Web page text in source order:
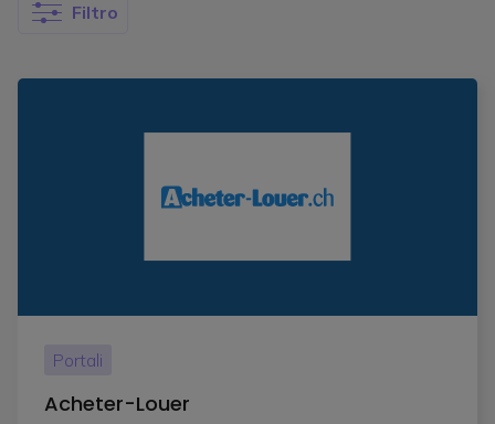
Filtro
Portali
Acheter-Louer